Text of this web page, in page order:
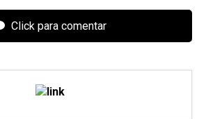
Click para comentar